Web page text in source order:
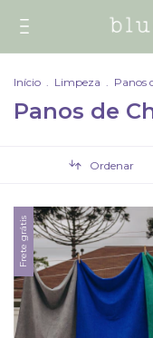
Início . Limpeza . Panos
Panos de
Ordenar
Frete grátis